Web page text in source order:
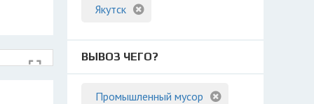
Якутск
ВЫВОЗ ЧЕГО?
Промышленный мусор